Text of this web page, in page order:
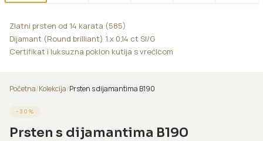
Zlatni prsten od 14 karata (585)
Dijamant (Round brilliant) 1 x 0,14 ct SI/G
Certifikat i luksuzna poklon kutija s vrećicom
Početna/Kolekcija/Prsten s dijamantima B190
−30 %
Prsten s dijamantima B190